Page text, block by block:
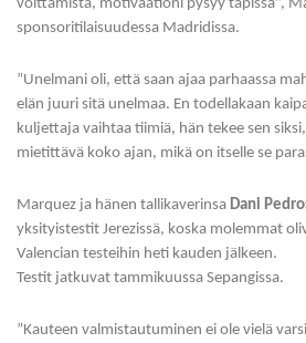
voittamista, motivaationi pysyy tapissa”,
sponsoritilaisuudessa Madridissa.
”Unelmani oli, että saan ajaa parhaassa
elän juuri sitä unelmaa. En todellakaan
kuljettaja vaihtaa tiimiä, hän tekee sen
mietittävä koko ajan, mikä on itselle se
Marquez ja hänen tallikaverinsa Dani
yksityistestit Jerezissä, koska molemmat
Valencian testeihin heti kauden jälkeen.
Testit jatkuvat tammikuussa Sepangissa.
”Kauteen valmistautuminen ei ole vielä